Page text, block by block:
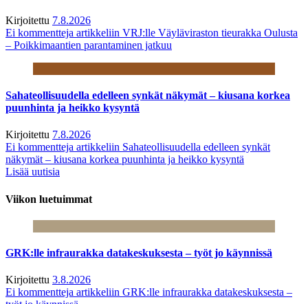
Kirjoitettu 7.8.2026
Ei kommentteja artikkeliin VRJ:lle Väyläviraston tieurakka Oulusta
– Poikkimaantien parantaminen jatkuu
Sahateollisuudella edelleen synkät näkymät – kiusana korkea
puunhinta ja heikko kysyntä
Kirjoitettu 7.8.2026
Ei kommentteja artikkeliin Sahateollisuudella edelleen synkät
näkymät – kiusana korkea puunhinta ja heikko kysyntä
Lisää uutisia
Viikon luetuimmat
GRK:lle infraurakka datakeskuksesta – työt jo käynnissä
Kirjoitettu 3.8.2026
Ei kommentteja artikkeliin GRK:lle infraurakka datakeskuksesta –